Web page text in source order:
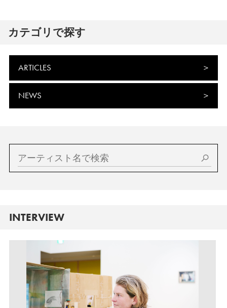
カテゴリで探す
ARTICLES
NEWS
INTERVIEW